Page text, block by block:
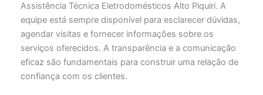
Assistência Técnica Eletrodomésticos Alto Piquiri. A
equipe está sempre disponível para esclarecer dúvidas,
agendar visitas e fornecer informações sobre os
serviços oferecidos. A transparência e a comunicação
eficaz são fundamentais para construir uma relação de
confiança com os clientes.